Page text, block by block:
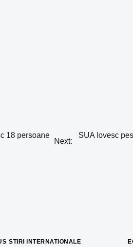
18 persoane
Next:
SUA lovesc
STIRI INTERNATIONALE